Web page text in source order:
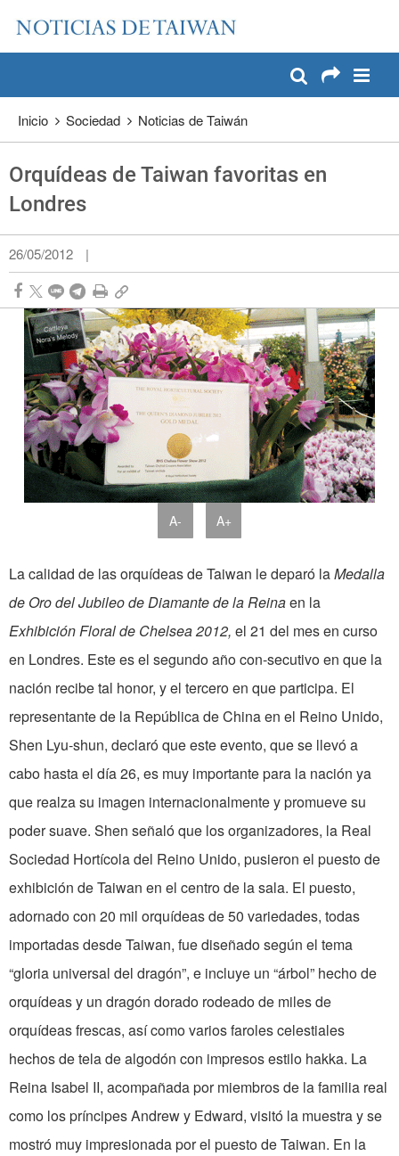
Pase a contenido principal
Inicio Sociedad Noticias de Taiwán
Orquídeas de Taiwan favoritas en
Londres
26/05/2012 |
A- A+
La calidad de las orquídeas de Taiwan le deparó laMedalla
de Oro del Jubileo de Diamante de la Reinaen la
Exhibición Floral de Chelsea2012, el 21 del mes en curso
en Londres. Este es el segundo año con-secutivo en que la
nación recibe tal honor, y el tercero en que participa. El
representante de la República de China en el Reino Unido,
Shen Lyu-shun, declaró que este evento, que se llevó a
cabo hasta el día 26, es muy importante para la nación ya
que realza su imagen internacionalmente y promueve su
poder suave. Shen señaló que los organizadores, la Real
Sociedad Hortícola del Reino Unido, pusieron el puesto de
exhibición de Taiwan en el centro de la sala. El puesto,
adornado con 20 mil orquídeas de 50 variedades, todas
importadas desde Taiwan, fue diseñado según el tema
“gloria universal del dragón”, e incluye un “árbol” hecho de
orquídeas y un dragón dorado rodeado de miles de
orquídeas frescas, así como varios faroles celestiales
hechos de tela de algodón con impresos estilo hakka. La
Reina Isabel II, acompañada por miembros de la familia real
como los príncipes Andrew y Edward, visitó la muestra y se
mostró muy impresionada por el puesto de Taiwan. En la